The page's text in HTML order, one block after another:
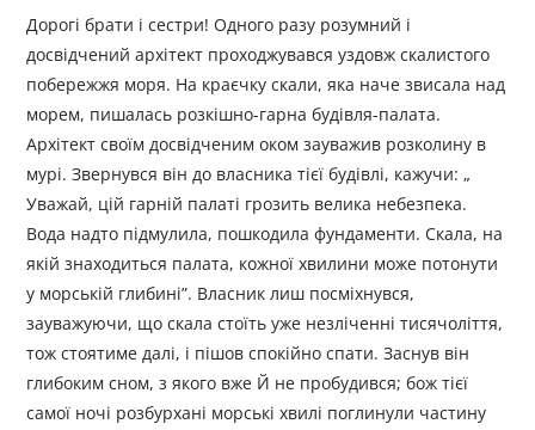
Дорогі брати і сестри! Одного разу розумний і
досвідчений архітект проходжувався уздовж скалистого
побережжя моря. На краєчку скали, яка наче звисала над
морем, пишалась розкішно-гарна будівля-палата.
Архітект своїм досвідченим оком зауважив розколину в
мурі. Звернувся він до власника тієї будівлі, кажучи: „
Уважай, цій гарній палаті грозить велика небезпека.
Вода надто підмулила, пошкодила фундаменти. Скала, на
якій знаходиться палата, кожної хвилини може потонути
у морській глибині”. Власник лиш посміхнувся,
зауважуючи, що скала стоїть уже незліченні тисячоліття,
тож стоятиме далі, і пішов спокійно спати. Заснув він
глибоким сном, з якого вже Й не пробудився; бож тієї
самої ночі розбурхані морські хвилі поглинули частину